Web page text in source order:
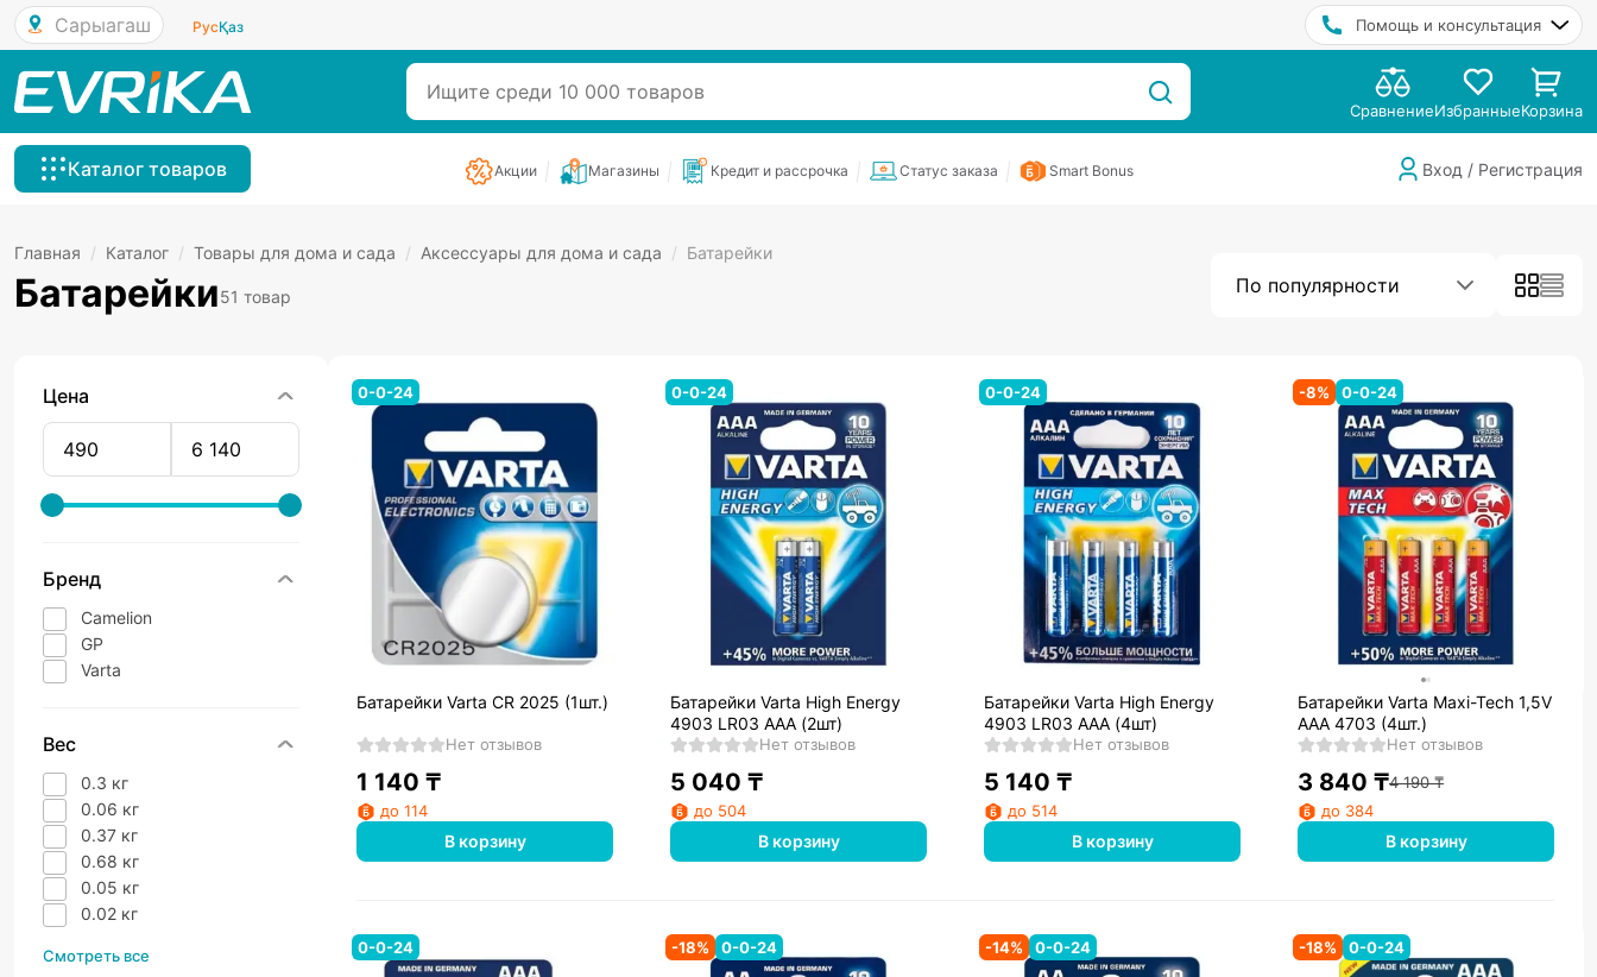
Сарыагаш РусҚаз Помощь и консультация
СравнениеИзбранныеКорзина
Каталог товаров Акции Магазины Кредит и рассрочка Статус заказа Smart Bonus Вход / Регистрация
Главная / Каталог / Товары для дома и сада / Аксессуары для дома и сада / Батарейки
Батарейки51 товар По популярности
Цена
Бренд
Camelion
GP
Varta
Вес
0.3 кг
0.06 кг
0.37 кг
0.68 кг
0.05 кг
0.02 кг
Смотреть все
0-0-24
Батарейки Varta CR 2025 (1шт.)
Нет отзывов
1 140 ₸
до 114
В корзину
0-0-24
Батарейки Varta High Energy
4903 LR03 AAA (2шт)
Нет отзывов
5 040 ₸
до 504
В корзину
0-0-24
Батарейки Varta High Energy
4903 LR03 AAA (4шт)
Нет отзывов
5 140 ₸
до 514
В корзину
-8% 0-0-24
Батарейки Varta Maxi-Tech 1,5V
AAA 4703 (4шт.)
Нет отзывов
3 840 ₸4 190₸
до 384
В корзину
0-0-24 -18% 0-0-24 -14% 0-0-24 -18% 0-0-24